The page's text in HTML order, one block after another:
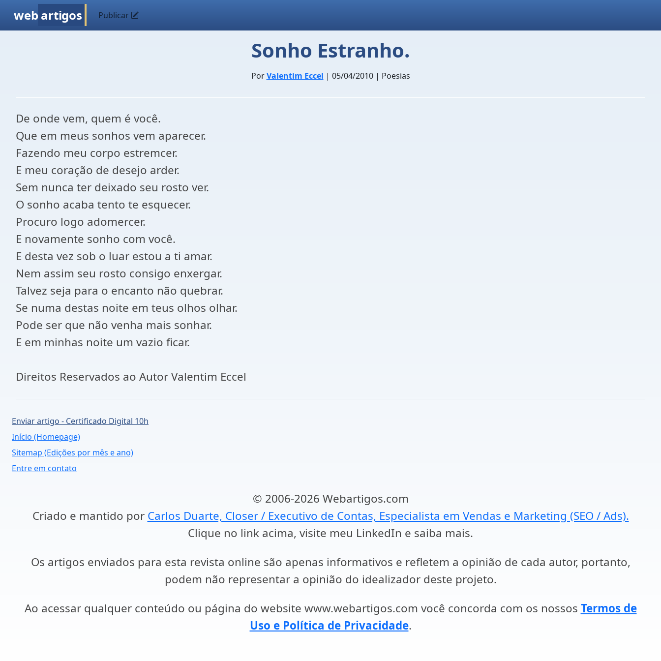
web artigos Publicar
Sonho Estranho.
PorValentim Eccel | 05/04/2010 | Poesias
De onde vem, quem é você.
Que em meus sonhos vem aparecer.
Fazendo meu corpo estremcer.
E meu coração de desejo arder.
Sem nunca ter deixado seu rosto ver.
O sonho acaba tento te esquecer.
Procuro logo adomercer.
E novamente sonho com você.
E desta vez sob o luar estou a ti amar.
Nem assim seu rosto consigo enxergar.
Talvez seja para o encanto não quebrar.
Se numa destas noite em teus olhos olhar.
Pode ser que não venha mais sonhar.
E em minhas noite um vazio ficar.
Direitos Reservados ao Autor Valentim Eccel
Enviar artigo - Certificado Digital 10h
Início (Homepage)
Sitemap (Edições por mês e ano)
Entre em contato
© 2006-2026 Webartigos.com
Criado e mantido por Carlos Duarte, Closer / Executivo de Contas, Especialista em Vendas e Marketing (SEO / Ads).
Clique no link acima, visite meu LinkedIn e saiba mais.
Os artigos enviados para esta revista online são apenas informativos e refletem a opinião de cada autor, portanto,
podem não representar a opinião do idealizador deste projeto.
Ao acessar qualquer conteúdo ou página do website www.webartigos.com você concorda com os nossos Termos de
Uso e Política de Privacidade.